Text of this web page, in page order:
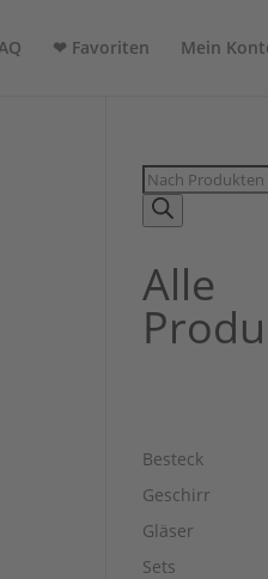
❤ Favoriten Mein
Products
search
Alle
Besteck
Geschirr
Gläser
Sets